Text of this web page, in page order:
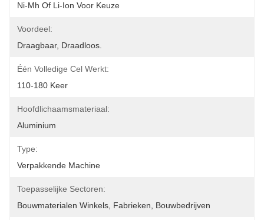
Ni-Mh Of Li-Ion Voor Keuze
Voordeel:
Draagbaar, Draadloos.
Één Volledige Cel Werkt:
110-180 Keer
Hoofdlichaamsmateriaal:
Aluminium
Type:
Verpakkende Machine
Toepasselijke Sectoren:
Bouwmaterialen Winkels, Fabrieken, Bouwbedrijven